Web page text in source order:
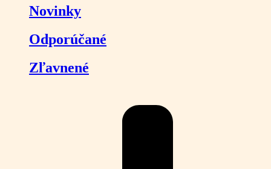
Novinky
Odporúčané
Zľavnené